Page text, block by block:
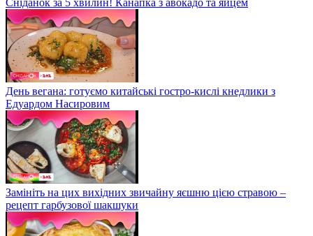
День вегана: готуємо китайські гостро-кислі кнедлики з
Едуардом Насировим
Замініть на цих вихідних звичайну яєшню цією стравою –
рецепт гарбузової шакшуки